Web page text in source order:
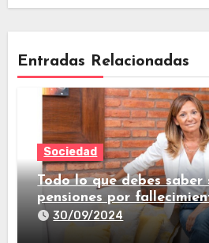
Entradas Relacionadas
Sociedad
Todo lo que debes saber
pensiones por
de vida
30/09/2024